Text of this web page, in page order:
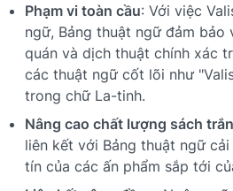
Phạm vi toàn cầu: Với việc
ngữ, Bảng thuật ngữ đảm
quán và dịch thuật chính xác
các thuật ngữ cốt lõi như
trong chữ La-tinh.
Nâng cao chất lượng sách
liên kết với Bảng thuật ngữ
tín của các ấn phẩm sắp tới